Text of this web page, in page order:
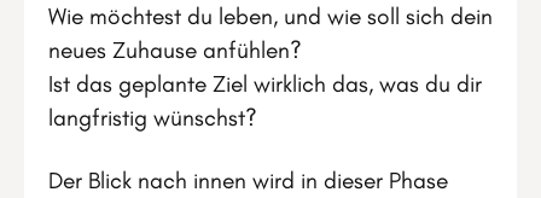
Wie möchtest du leben, und wie soll sich dein
neues Zuhause anfühlen?
Ist das geplante Ziel wirklich das, was du dir
langfristig wünschst?
Der Blick nach innen wird in dieser Phase